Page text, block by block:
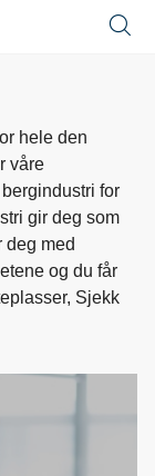
hele den
våre
for
gir deg som
deg med
og du får
Sjekk